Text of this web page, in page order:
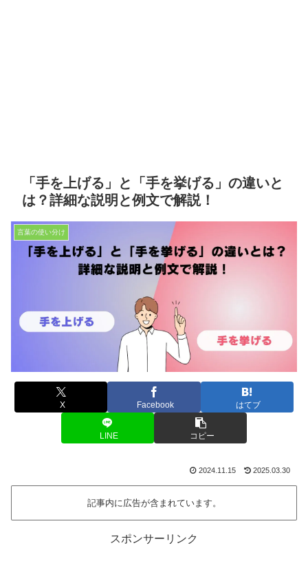
「手を上げる」と「手を挙げる」の違いと
は？詳細な説明と例文で解説！
言葉の使い分け
X Facebook はてブ
LINE コピー
2024.11.15 2025.03.30
記事内に広告が含まれています。
スポンサーリンク